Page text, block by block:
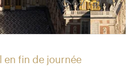
en fin de journée